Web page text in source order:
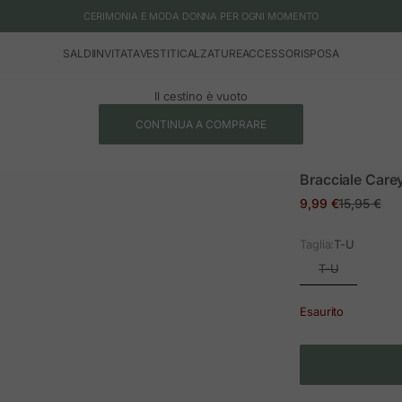
CERIMONIA E MODA DONNA PER OGNI MOMENTO
SALDIINVITATAVESTITICALZATUREACCESSORISPOSA
Il cestino è vuoto
CONTINUA A COMPRARE
Bracciale
Prezzo in offerta
9,99 €Prezzo
15,95 €
Taglia:T-U
T-U
Esaurito